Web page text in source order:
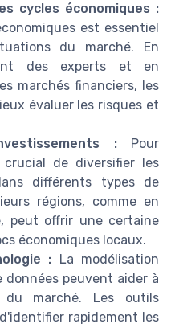
cycles économiques :
est essentiel
du marché. En
des experts et en
marchés financiers, les
évaluer les risques et
:Pour
de diversifier les
différents types de
régions, comme en
peut offrir une certaine
économiques locaux.
: La modélisation
peuvent aider à
du marché. Les outils
rapidement les